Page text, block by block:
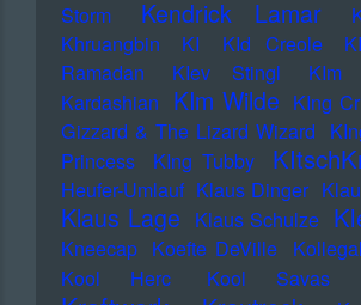
Storm
Kendrick Lamar
Khruangbin
KI KId Creole
Ramadan
KIev Stingl KIm
Kardashian KIm Wilde KIng
Gizzard & The Lizard Wizard
Princess
KIng Tubby
Heufer-Umlauf Klaus Dinger
Klaus Lage Klaus Schulze
Kneecap Koefte DeVille
Kool Herc
Kool Savas